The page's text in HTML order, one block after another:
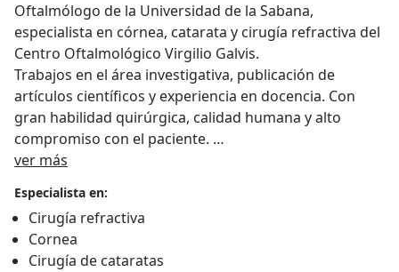
Oftalmólogo de la Universidad de la Sabana,
especialista en córnea, catarata y cirugía refractiva del
Centro Oftalmológico Virgilio Galvis.
Trabajos en el área investigativa, publicación de
artículos científicos y experiencia en docencia. Con
gran habilidad quirúrgica, calidad humana y alto
compromiso con el paciente.
El doctor cuenta experiencia certificada en cirugía
cirugías realizadas por año.
ver más
Especialista en:
Cirugía refractiva
Cornea
Cirugía de cataratas